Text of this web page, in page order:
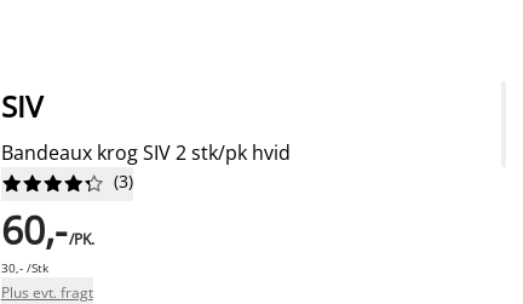
SIV
Bandeaux krog SIV 2 stk/pk hvid





 (3)
60,-/PK.
30,- /Stk
Plus evt. fragt